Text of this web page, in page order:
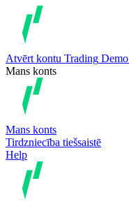
Atvērt kontu Trading Demo
Mans konts
Mans konts
Tirdzniecība tiešsaistē
Help